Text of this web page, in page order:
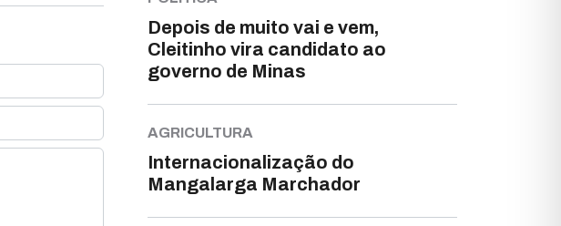
Depois de muito vai e vem,
Cleitinho vira candidato ao
governo de Minas
AGRICULTURA
Internacionalização do
Mangalarga Marchador